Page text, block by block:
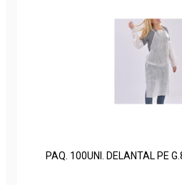
PAQ. 100UNI. DELANTAL PE